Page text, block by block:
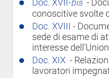
Doc. XVII-bis -
conoscitive svolte
Doc. XVIII
-
sede di esame di
interesse
Doc. XIX -
lavoratori